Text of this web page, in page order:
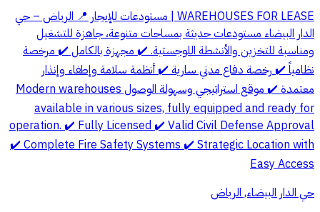
WAREHOUSES FOR LEASE | مستودعات للإيجار 📍 الرياض – حي
الدار البيضاء مستودعات حديثة بمساحات متنوعة، جاهزة للتشغيل
ومناسبة للتخزين والأنشطة اللوجستية. ✔️ مجهزة بالكامل ✔️ مرخصة
نظامياً ✔️ رخصة دفاع مدني سارية ✔️ أنظمة سلامة وإطفاء وإنذار
معتمدة ✔️ موقع استراتيجي وسهولة الوصول Modern warehouses
available in various sizes, fully equipped and ready for
operation. ✔️ Fully Licensed ✔️ Valid Civil Defense Approval
✔️ Complete Fire Safety Systems ✔️ Strategic Location with
Easy Access
حي الدار البيضاء, الرياض